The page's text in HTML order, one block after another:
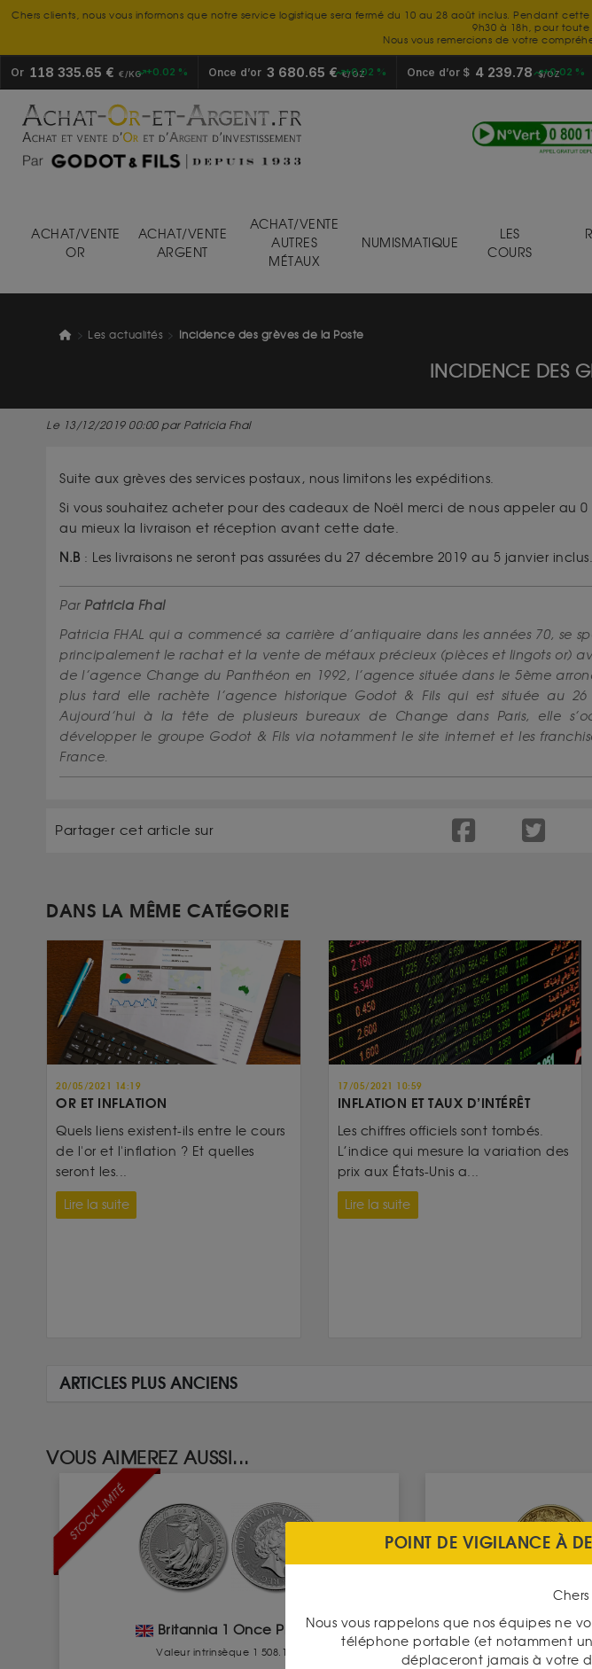
Chers clients, nous vous informons que notre service logistique sera fermé du 10 au 28 août inclus. Pendant
9h30 à 18h, pour
Nous vous remercions de votre
Or 118 335.65 € €/KG +0.02 % Once d’or 3 680.65 €€/OZ
+0.02 % Once d’or $ 4 239.78 $/OZ
+0.02 %
ACHAT/VENTE
OR
ACHAT/VENTE
ARGENT
ACHAT/VENTE
AUTRES
MÉTAUX
NUMISMATIQUE
LES
COURS
Les actualités Incidence des grèves de la Poste
INCIDENCE DES
Le 13/12/2019 00:00 par Patricia Fhal
Suite aux grèves des services postaux, nous limitons les expéditions.
Si vous souhaitez acheter pour des cadeaux de Noël merci de nous appeler au 0
au mieux la livraison et réception avant cette date.
N.B : Les livraisons ne seront pas assurées du 27 décembre 2019 au 5 janvier inclus.
Par Patricia Fhal
Patricia FHAL qui a commencé sa carrière d’antiquaire dans les années 70, se
principalement le rachat et la vente de métaux précieux (pièces et lingots or)
de l’agence Change du Panthéon en 1992, l’agence située dans le 5ème
plus tard elle rachète l’agence historique Godot & Fils qui est située au 26
Aujourd’hui à la tête de plusieurs bureaux de Change dans Paris, elle
développer le groupe Godot & Fils via notamment le site internet et les
France.
Partager cet article sur
DANS LA MÊME CATÉGORIE
20/05/2021 14:19
OR ET INFLATION
Quels liens existent-ils entre le cours
de l'or et l'inflation ? Et quelles
seront les...
Lire la suite
17/05/2021 10:59
INFLATION ET TAUX D’INTÉRÊT
Les chiffres officiels sont tombés.
L’indice qui mesure la variation des
prix aux États-Unis a...
Lire la suite
ARTICLES PLUS ANCIENS
VOUS AIMEREZ AUSSI...
STOCK LIMITÉ
Britannia 1 Once Platine
Valeur intrinsèque 1 508.11 €
American
POINT DE VIGILANCE À
Nous vous rappelons que nos équipes ne
téléphone portable (et notamment
déplaceront jamais à votre